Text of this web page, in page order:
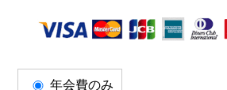
年会費のみ